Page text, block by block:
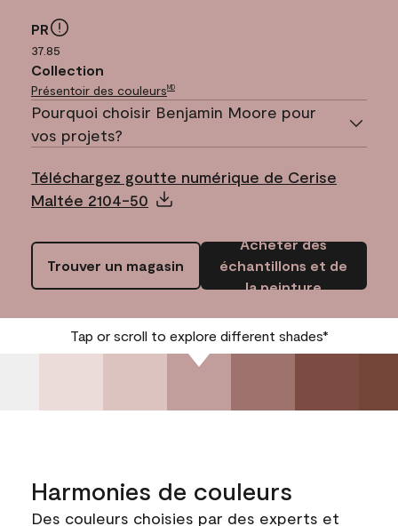
PR
37.85
Collection
Présentoir des couleursMD
Pourquoi choisir Benjamin Moore pour
vos projets?
Téléchargez goutte numérique de Cerise
Maltée 2104-50
Trouver un magasin
Acheter des
échantillons et de
la peinture
Tap or scroll to explore different shades*
Harmonies de couleurs
Des couleurs choisies par des experts et